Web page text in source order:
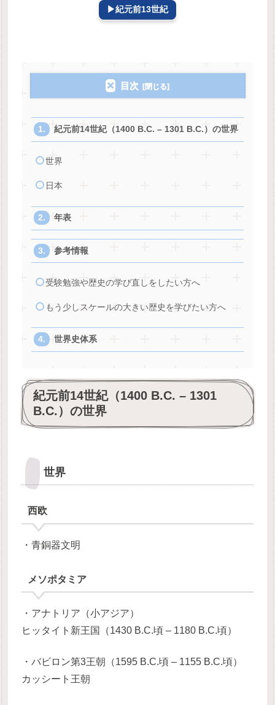
▶紀元前13世紀
目次
紀元前14世紀（1400 B.C. – 1301 B.C.）の世界
世界
日本
年表
参考情報
受験勉強や歴史の学び直しをしたい方へ
もう少しスケールの大きい歴史を学びたい方へ
世界史体系
紀元前14世紀（1400 B.C. – 1301
B.C.）の世界
世界
西欧
・青銅器文明
メソポタミア
・アナトリア（小アジア）
ヒッタイト新王国（1430 B.C.頃 – 1180 B.C.頃）
・バビロン第3王朝（1595 B.C.頃 – 1155 B.C.頃）
カッシート王朝